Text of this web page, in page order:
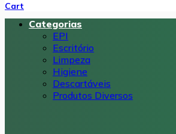
Cart
Categorias
EPI
Escritório
Limpeza
Higiene
Descartáveis
Produtos Diversos